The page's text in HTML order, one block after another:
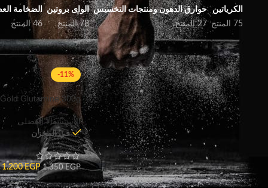
الكرياتين
75 المنتج
حوارق الدهون ومنتجات التخسيس
27 المنتج
الواى بروتين
78 المنتج
الضخامة
46 المنتج
FILTER BY PRICE الرئيسية منتجات تحت
-11%
Glutamine,300g
الاستشفاء العضلى
في المخزن
1.350EGP
1.200EGP